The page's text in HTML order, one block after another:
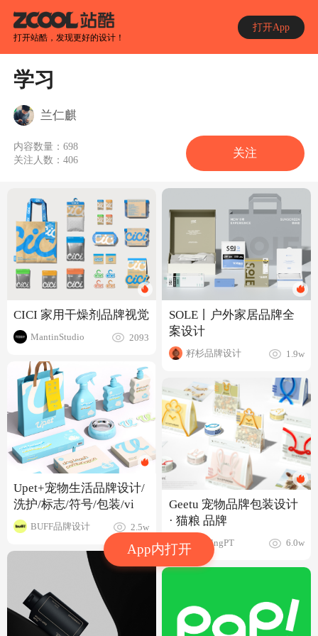
打开站酷，发现更好的设计！
打开App
App内打开
学习
兰仁麒
内容数量：698
关注人数：406
关注
CICI 家用干燥剂品牌视觉
MantinStudio 2093
Upet+宠物生活品牌设计/
洗护/标志/符号/包装/vi
BUFF品牌设计 2.5w
SOLE丨户外家居品牌全
案设计
籽杉品牌设计 1.9w
Geetu 宠物品牌包装设计
· 猫粮 品牌
滚水BlngPT 6.0w